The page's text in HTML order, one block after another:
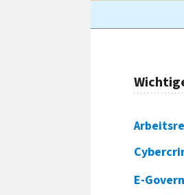
E-